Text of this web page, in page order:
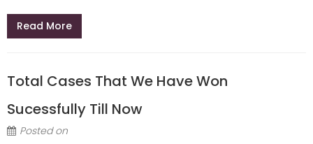
Read More
Total Cases That We Have Won
Sucessfully Till Now
Posted on